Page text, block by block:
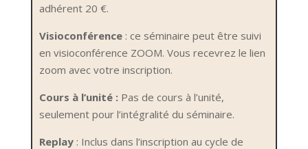
adhérent 20 €.
Visioconférence: ce séminaire peut être suivi
en visioconférence ZOOM. Vous recevrez le lien
zoom avec votre inscription.
Cours à l’unité : Pas de cours à l’unité,
seulement pour l’intégralité du séminaire.
Replay: Inclus dans l’inscription au cycle de